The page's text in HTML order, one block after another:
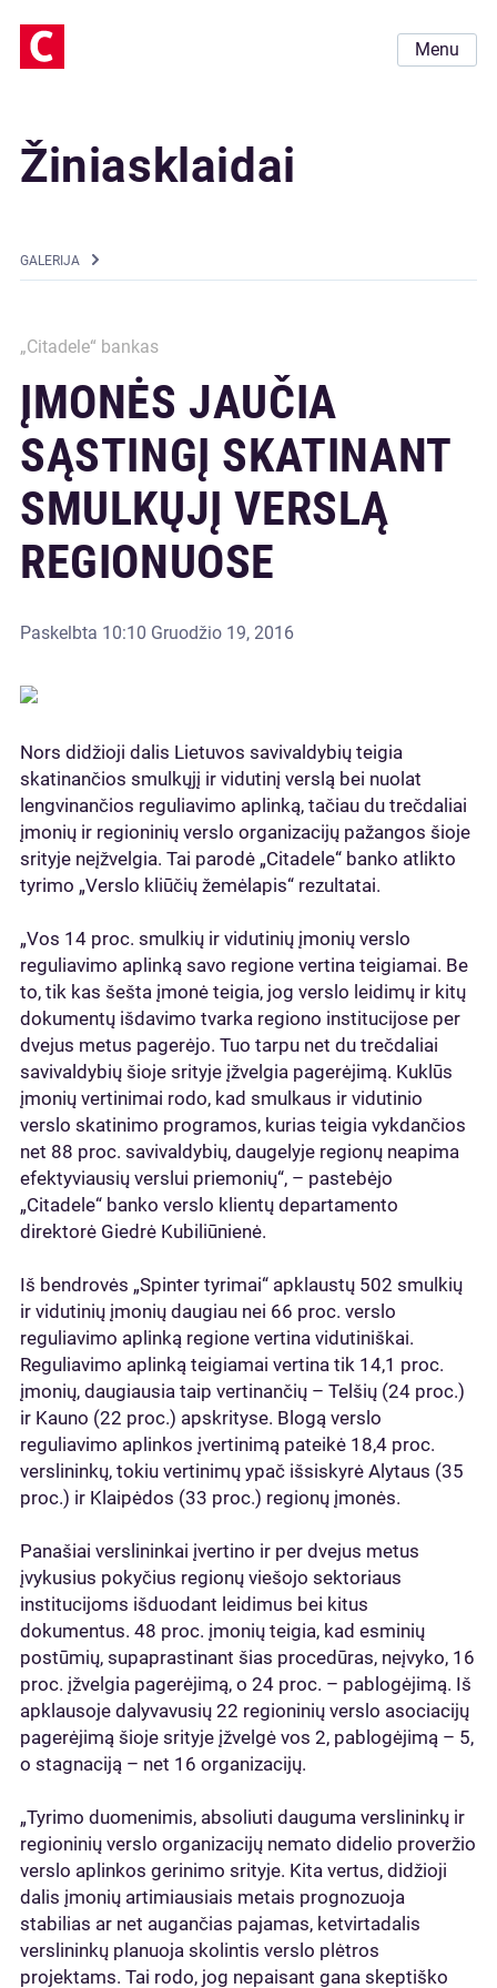
Menu
Žiniasklaidai
GALERIJA
„Citadele“ bankas
ĮMONĖS JAUČIA
SĄSTINGĮ SKATINANT
SMULKŲJĮ VERSLĄ
REGIONUOSE
Paskelbta 10:10 Gruodžio 19, 2016
Nors didžioji dalis Lietuvos savivaldybių teigia
skatinančios smulkųjį ir vidutinį verslą bei nuolat
lengvinančios reguliavimo aplinką, tačiau du trečdaliai
įmonių ir regioninių verslo organizacijų pažangos šioje
srityje neįžvelgia. Tai parodė „Citadele“ banko atlikto
tyrimo „Verslo kliūčių žemėlapis“ rezultatai.
„Vos 14 proc. smulkių ir vidutinių įmonių verslo
reguliavimo aplinką savo regione vertina teigiamai. Be
to, tik kas šešta įmonė teigia, jog verslo leidimų ir kitų
dokumentų išdavimo tvarka regiono institucijose per
dvejus metus pagerėjo. Tuo tarpu net du trečdaliai
savivaldybių šioje srityje įžvelgia pagerėjimą. Kuklūs
įmonių vertinimai rodo, kad smulkaus ir vidutinio
verslo skatinimo programos, kurias teigia vykdančios
net 88 proc. savivaldybių, daugelyje regionų neapima
efektyviausių verslui priemonių“, – pastebėjo
„Citadele“ banko verslo klientų departamento
direktorė Giedrė Kubiliūnienė.
Iš bendrovės „Spinter tyrimai“ apklaustų 502 smulkių
ir vidutinių įmonių daugiau nei 66 proc. verslo
reguliavimo aplinką regione vertina vidutiniškai.
Reguliavimo aplinką teigiamai vertina tik 14,1 proc.
įmonių, daugiausia taip vertinančių – Telšių (24 proc.)
ir Kauno (22 proc.) apskrityse. Blogą verslo
reguliavimo aplinkos įvertinimą pateikė 18,4 proc.
verslininkų, tokiu vertinimų ypač išsiskyrė Alytaus (35
proc.) ir Klaipėdos (33 proc.) regionų įmonės.
Panašiai verslininkai įvertino ir per dvejus metus
įvykusius pokyčius regionų viešojo sektoriaus
institucijoms išduodant leidimus bei kitus
dokumentus. 48 proc. įmonių teigia, kad esminių
postūmių, supaprastinant šias procedūras, neįvyko, 16
proc. įžvelgia pagerėjimą, o 24 proc. – pablogėjimą. Iš
apklausoje dalyvavusių 22 regioninių verslo asociacijų
pagerėjimą šioje srityje įžvelgė vos 2, pablogėjimą – 5,
o stagnaciją – net 16 organizacijų.
„Tyrimo duomenimis, absoliuti dauguma verslininkų ir
regioninių verslo organizacijų nemato didelio proveržio
verslo aplinkos gerinimo srityje. Kita vertus, didžioji
dalis įmonių artimiausiais metais prognozuoja
stabilias ar net augančias pajamas, ketvirtadalis
verslininkų planuoja skolintis verslo plėtros
projektams. Tai rodo, jog nepaisant gana skeptiško